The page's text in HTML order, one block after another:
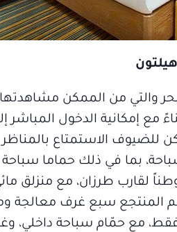
والتي من الممكن
مع إمكانية الدخول
للضيوف الاستمتاع
في واحد من 8 حمامات سباحة، بما في
لقارب طرزان، مع منزلق
يضم المنتجع سبع غرف
مع حمّام سباحة داخلي،